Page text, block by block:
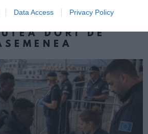
Data Access Privacy Policy
DORI DE